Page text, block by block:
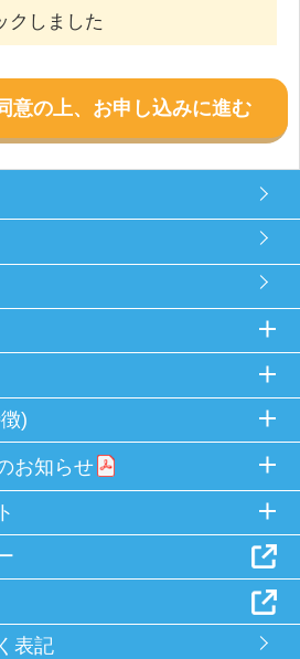
クしました
意の上、お申し込みに進む
)
お知らせ
表記